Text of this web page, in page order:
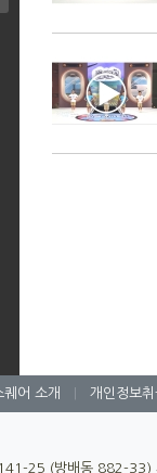
퀘어 소개 개인정보취
25 (방배동 882-33)